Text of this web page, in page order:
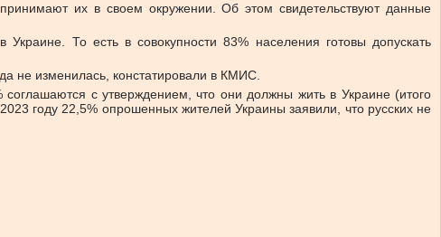
их в своем окружении. Об этом свидетельствуют данные
То есть в совокупности 83% населения готовы допускать
не изменилась, констатировали в КМИС.
с утверждением, что они должны жить в Украине (итого
году 22,5% опрошенных жителей Украины заявили, что русских не